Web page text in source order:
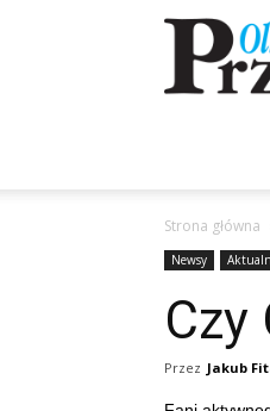
Przegląd
Olkuski
Strona główna
Newsy
Czy
Przez Jakub